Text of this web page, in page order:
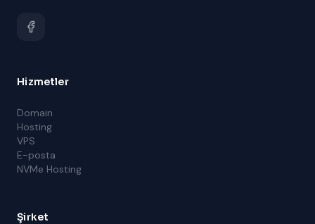
Hizmetler
Domain
Hosting
VPS
E-posta
NVMe Hosting
Şirket